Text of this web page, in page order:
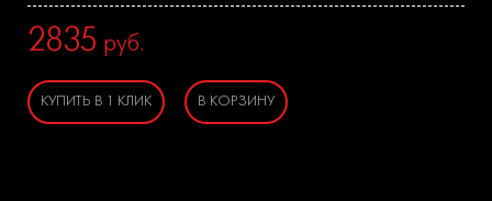
2835 руб.
КУПИТЬ В 1 КЛИК В КОРЗИНУ